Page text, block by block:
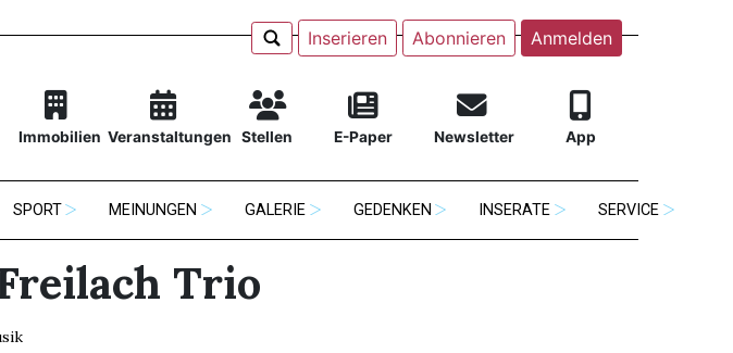
Inserieren Abonnieren Anmelden
Immobilien Veranstaltungen Stellen E-Paper Newsletter App
SPORT MEINUNGEN GALERIE GEDENKEN INSERATE SERVICE
Trio